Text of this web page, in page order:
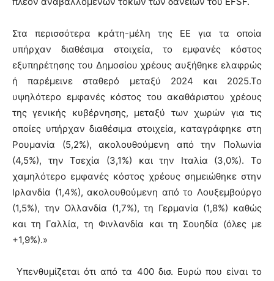
Στα περισσότερα κράτη-μέλη της ΕΕ για τα οποία
υπήρχαν διαθέσιμα στοιχεία, το εμφανές κόστος
εξυπηρέτησης του Δημοσίου χρέους αυξήθηκε ελαφρώς
ή παρέμεινε σταθερό μεταξύ 2024 και 2025.Το
υψηλότερο εμφανές κόστος του ακαθάριστου χρέους
της γενικής κυβέρνησης, μεταξύ των χωρών για τις
οποίες υπήρχαν διαθέσιμα στοιχεία, καταγράφηκε στη
Ρουμανία (5,2%), ακολουθούμενη από την Πολωνία
(4,5%), την Τσεχία (3,1%) και την Ιταλία (3,0%). Το
χαμηλότερο εμφανές κόστος χρέους σημειώθηκε στην
Ιρλανδία (1,4%), ακολουθούμενη από το Λουξεμβούργο
(1,5%), την Ολλανδία (1,7%), τη Γερμανία (1,8%) καθώς
και τη Γαλλία, τη Φινλανδία και τη Σουηδία (όλες με
+1,9%).»
Υπενθυμίζεται ότι από τα 400 δισ. Ευρώ που είναι το